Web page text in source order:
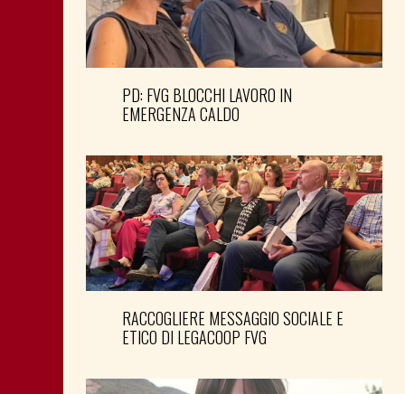
PD: FVG BLOCCHI LAVORO IN
EMERGENZA CALDO
RACCOGLIERE MESSAGGIO SOCIALE E
ETICO DI LEGACOOP FVG